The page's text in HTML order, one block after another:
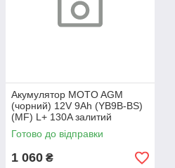
Акумулятор MOTO AGM
(чорний) 12V 9Ah (YB9B-ВS)
(MF) L+ 130A залитий
Готово до відправки
1 060 ₴